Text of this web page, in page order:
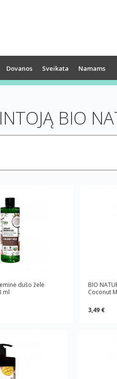
Dovanos Sveikata Namams
BIO
dušo želė
ml
BIO
Coconut
3,49 €